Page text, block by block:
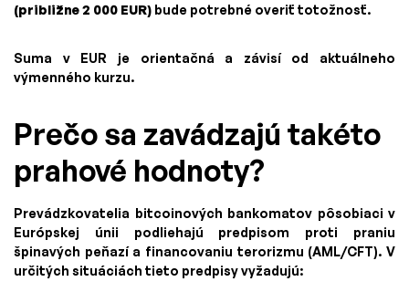
(približne 2 000 EUR) bude potrebné overiť totožnosť.
Suma v EUR je orientačná a závisí od aktuálneho
výmenného kurzu.
Prečo sa zavádzajú takéto
prahové hodnoty?
Prevádzkovatelia bitcoinových bankomatov pôsobiaci v
Európskej únii podliehajú predpisom proti praniu
špinavých peňazí a financovaniu terorizmu (AML/CFT). V
určitých situáciách tieto predpisy vyžadujú: